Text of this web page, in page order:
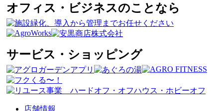
オフィス・ビジネスのことなら
サービス・ショッピング
店舗情報